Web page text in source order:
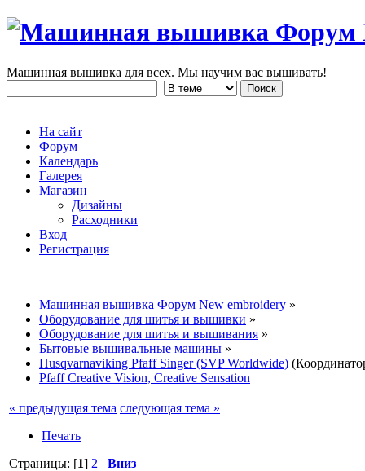
Машинная вышивка для всех. Мы научим вас вышивать!
На сайт
Форум
Календарь
Галерея
Магазин
Дизайны
Расходники
Вход
Регистрация
Машинная вышивка Форум New embroidery »
Оборудование для шитья и вышивки »
Оборудование для шитья и вышивания »
Бытовые вышивальные машины »
Husqvarnaviking Pfaff Singer (SVP Worldwide)
Pfaff Creative Vision, Creative Sensation
« предыдущая тема следующая тема »
Печать
Страницы: [1] 2 Вниз